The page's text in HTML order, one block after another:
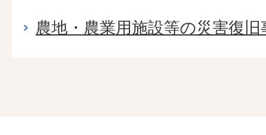
農地・農業用施設等の災害復